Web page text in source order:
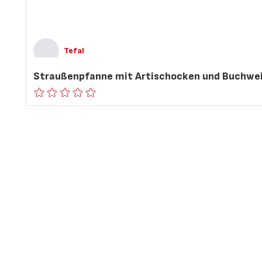
Tefal
Straußenpfanne mit Artischocken und
ratings.0